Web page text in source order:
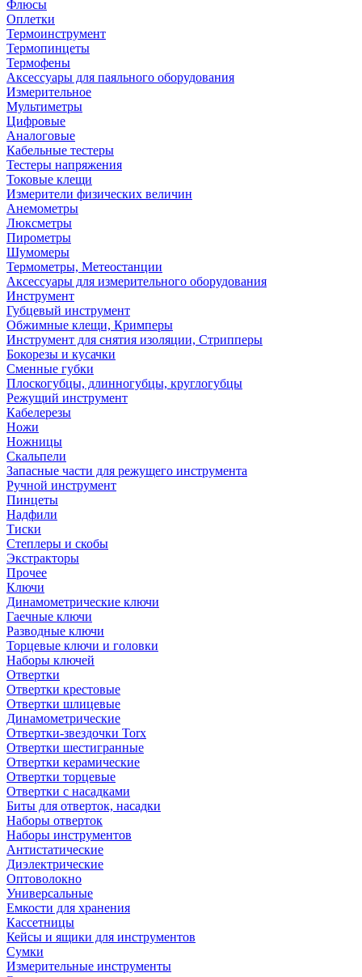
Флюсы
Оплетки
Термоинструмент
Термопинцеты
Термофены
Аксессуары для паяльного оборудования
Измерительное
Мультиметры
Цифровые
Аналоговые
Кабельные тестеры
Тестеры напряжения
Токовые клещи
Измерители физических величин
Анемометры
Люксметры
Пирометры
Шумомеры
Термометры, Метеостанции
Аксессуары для измерительного оборудования
Инструмент
Губцевый инструмент
Обжимные клещи, Кримперы
Инструмент для снятия изоляции, Стрипперы
Бокорезы и кусачки
Сменные губки
Плоскогубцы, длинногубцы, круглогубцы
Режущий инструмент
Кабелерезы
Ножи
Ножницы
Скальпели
Запасные части для режущего инструмента
Ручной инструмент
Пинцеты
Надфили
Тиски
Степлеры и скобы
Экстракторы
Прочее
Ключи
Динамометрические ключи
Гаечные ключи
Разводные ключи
Торцевые ключи и головки
Наборы ключей
Отвертки
Отвертки крестовые
Отвертки шлицевые
Динамометрические
Отвертки-звездочки Torx
Отвертки шестигранные
Отвертки керамические
Отвертки торцевые
Отвертки с насадками
Биты для отверток, насадки
Наборы отверток
Наборы инструментов
Антистатические
Диэлектрические
Оптоволокно
Универсальные
Емкости для хранения
Кассетницы
Кейсы и ящики для инструментов
Сумки
Измерительные инструменты